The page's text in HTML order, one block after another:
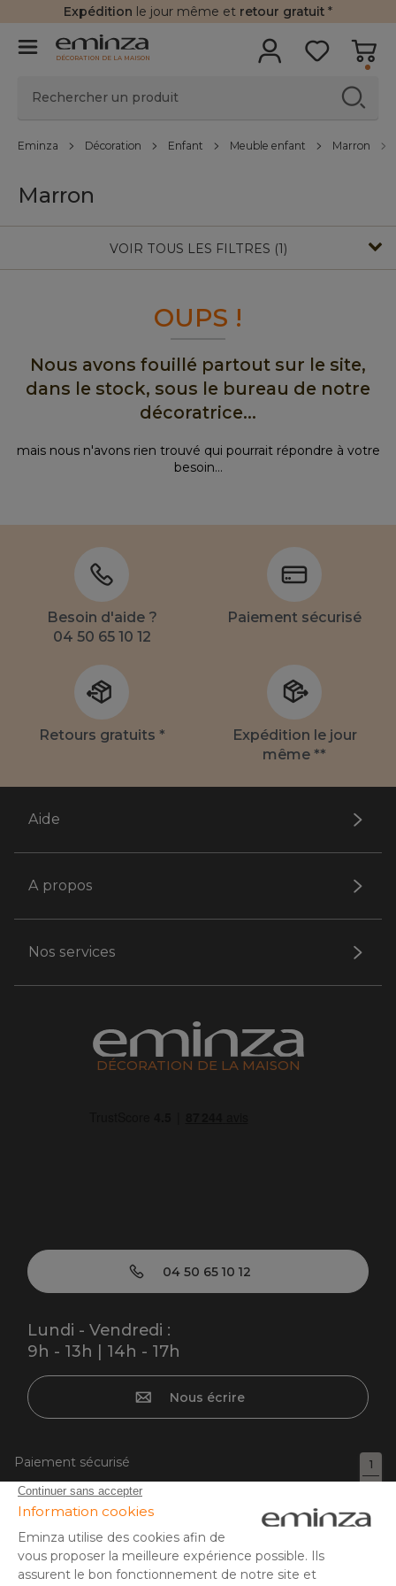
Expédition le jour même et retour gratuit *
DÉCORATION DE LA MAISON
Eminza Décoration Enfant Meuble enfant Marron
Marron
VOIR TOUS LES FILTRES (1)
1
OUPS !
Nous avons fouillé partout sur le site,
dans le stock, sous le bureau de notre
décoratrice...
mais nous n'avons rien trouvé qui pourrait répondre à votre
besoin...
Besoin d'aide ?
04 50 65 10 12
Paiement sécurisé
Retours gratuits *
Expédition le jour
même **
Aide
A propos
Nos services
DÉCORATION DE LA MAISON
04 50 65 10 12
Lundi - Vendredi :
9h - 13h | 14h - 17h
Nous écrire
Paiement sécurisé
Carte bancaire, PayPal, virement bancaire, 3x ou 4x par CB
à partir de 50EUR, Google/Apple Pay.